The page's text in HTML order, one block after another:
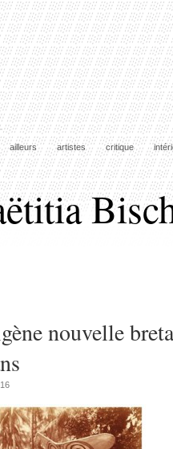
ailleurs artistes critique
nouvelle